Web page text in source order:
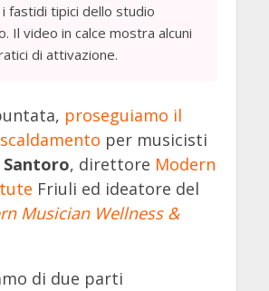
fastidi tipici dello studio
Il video in calce mostra alcuni
di attivazione.
proseguiamo il
per musicisti
Santoro, direttore Modern
Friuli ed ideatore del
Musician Wellness &
di due parti